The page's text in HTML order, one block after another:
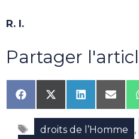
R. I.
Partager
Share
on
Facebook
Share
on
X
(Twitter)
Share
on
LinkedIn
on
Email
Étiquettes
droits de l’Homme ,